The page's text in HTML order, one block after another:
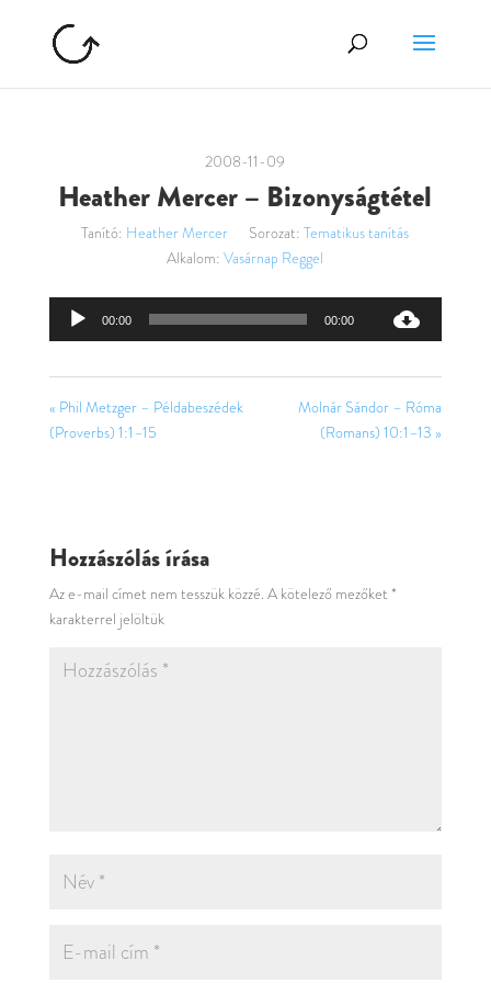
2008-11-09
Heather Mercer – Bizonyságtétel
Tanító: Heather Mercer Sorozat: Tematikus tanítás
Alkalom: Vasárnap Reggel
Audió
00:00 00:00
« Phil Metzger – Példabeszédek
(Proverbs) 1:1–15
Molnár Sándor – Róma
(Romans) 10:1–13 »
Hozzászólás írása
Az e-mail címet nem tesszük közzé. A kötelező mezőket *
karakterrel jelöltük